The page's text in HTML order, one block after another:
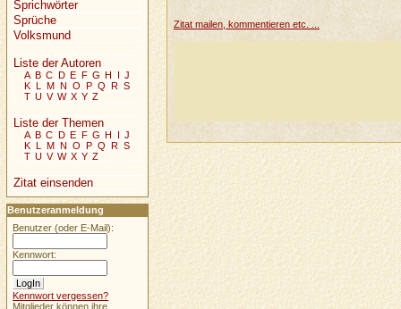
Zitat mailen, kommentieren etc. ...
Sprichwörter
Sprüche
Volksmund
Liste der Autoren
A B C D E F G H I J
K L M N O P Q R S
T U V W X Y Z
Liste der Themen
A B C D E F G H I J
K L M N O P Q R S
T U V W X Y Z
Zitat einsenden
Benutzeranmeldung
Benutzer (oder E-Mail):
Kennwort:
Kennwort vergessen?
Mitglieder können ihre